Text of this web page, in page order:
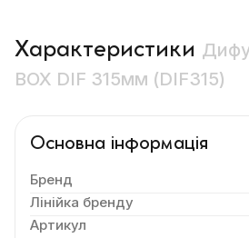
Характеристики
BOX DIF 315мм (DIF315)
Основна інформація
Бренд
Лінійка бренду
Артикул